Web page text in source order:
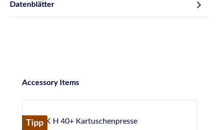
Datenblätter
Produktgalerie überspringen
Accessory Items
Tipp